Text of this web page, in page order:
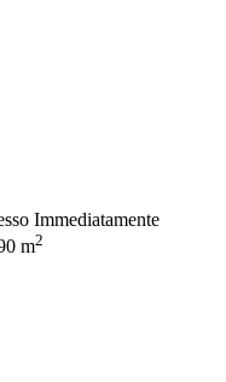
Immediatamente
m2